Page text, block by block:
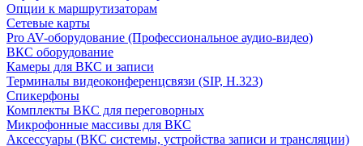
Опции к маршрутизаторам
Сетевые карты
Pro AV-оборудование (Профессиональное аудио-видео)
ВКС оборудование
Камеры для ВКС и записи
Терминалы видеоконференцсвязи (SIP, H.323)
Спикерфоны
Комплекты ВКС для переговорных
Микрофонные массивы для ВКС
Аксессуары (ВКС системы, устройства записи и трансляции)